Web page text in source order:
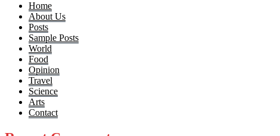
Home
About Us
Posts
Sample Posts
World
Food
Opinion
Travel
Science
Arts
Contact